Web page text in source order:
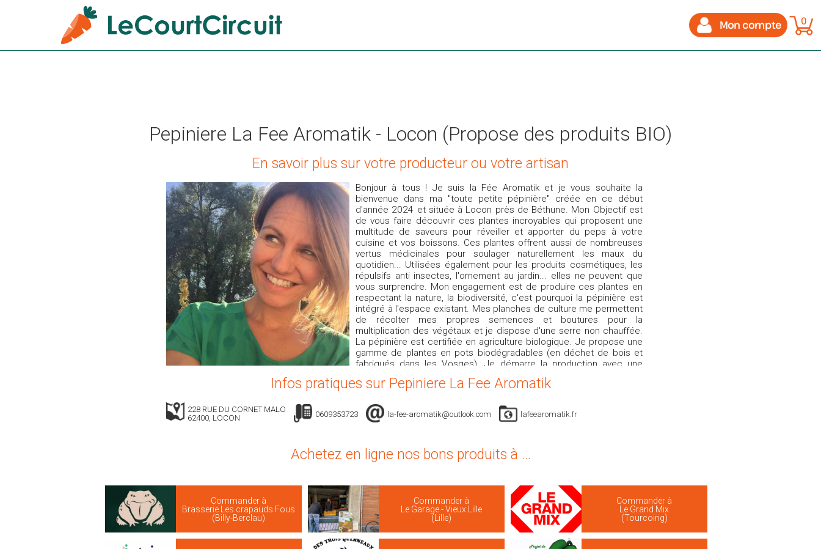
Mon compte 0
Pepiniere La Fee Aromatik - Locon (Propose des produits BIO)
En savoir plus sur votre producteur ou votre artisan
Bonjour à tous ! Je suis la Fée Aromatik et je vous souhaite la
bienvenue dans ma "toute petite pépinière" créée en ce début
d'année 2024 et située à Locon près de Béthune. Mon Objectif est
de vous faire découvrir ces plantes incroyables qui proposent une
multitude de saveurs pour réveiller et apporter du peps à votre
cuisine et vos boissons. Ces plantes offrent aussi de nombreuses
vertus médicinales pour soulager naturellement les maux du
quotidien... Utilisées également pour les produits cosmétiques, les
répulsifs anti insectes, l'ornement au jardin... elles ne peuvent que
vous surprendre. Mon engagement est de produire ces plantes en
respectant la nature, la biodiversité, c'est pourquoi la pépinière est
intégré à l'espace existant. Mes planches de culture me permettent
de récolter mes propres semences et boutures pour la
multiplication des végétaux et je dispose d'une serre non chauffée.
La pépinière est certifiée en agriculture biologique. Je propose une
gamme de plantes en pots biodégradables (en déchet de bois et
fabriqués dans les Vosges). Je démarre la production avec une
petite collection de plantes qui s'étoffera au fur et à mesure alors
surtout n'hésitez pas à me contacter si vous souhaitez une plante
Infos pratiques sur Pepiniere La Fee Aromatik
228 RUE DU CORNET MALO
62400, LOCON
0609353723 la-fee-aromatik@outlook.com lafeearomatik.fr
Achetez en ligne nos bons produits à ...
Commander à
Brasserie Les crapauds Fous
(Billy-Berclau)
Commander à
Le Garage - Vieux Lille
(Lille)
Commander à
Le Grand Mix
(Tourcoing)